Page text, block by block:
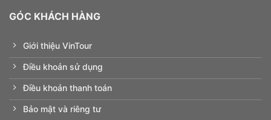
GÓC KHÁCH HÀNG
Giới thiệu VinTour
Điều khoản sử dụng
Điều khoản thanh toán
Bảo mật và riêng tư